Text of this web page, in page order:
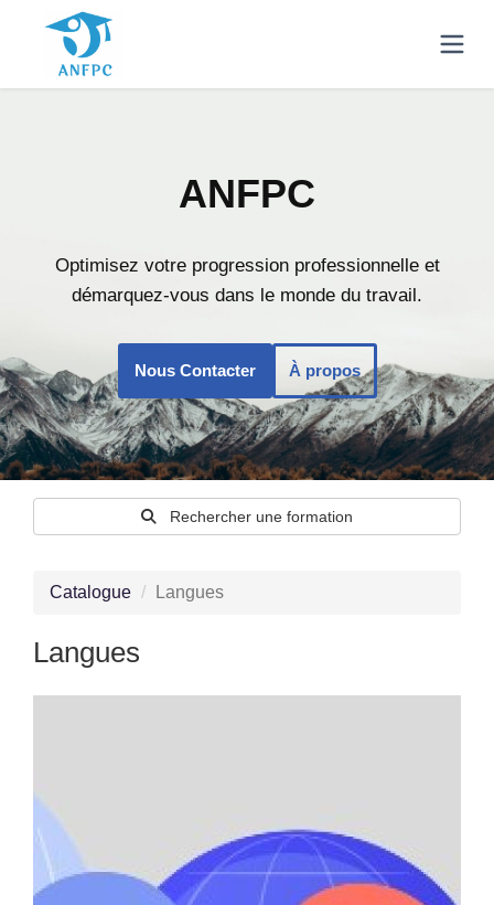
ANFPC
Optimisez votre progression professionnelle et
démarquez-vous dans le monde du travail.
Nous Contacter À propos
Rechercher une formation
Catalogue Langues
Langues